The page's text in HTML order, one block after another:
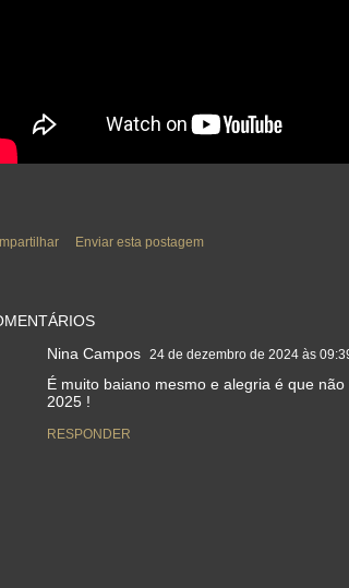
Enviar esta postagem
Nina Campos 24 de dezembro de 2024 às
É muito baiano mesmo e alegria é que
2025 !
RESPONDER